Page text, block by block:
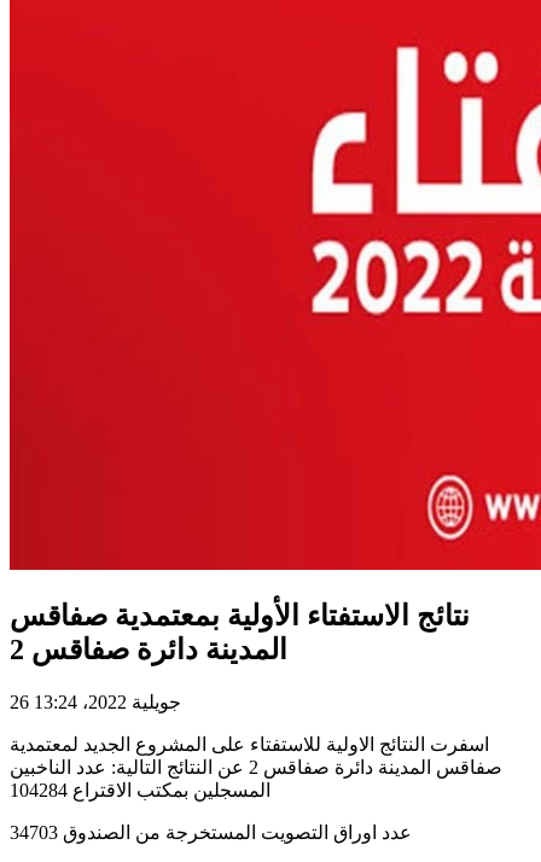
نتائج الاستفتاء الأولية بمعتمدية صفاقس
المدينة دائرة صفاقس 2
26 جويلية 2022، 13:24
اسفرت النتائج الاولية للاستفتاء على المشروع الجديد لمعتمدية
صفاقس المدينة دائرة صفاقس 2 عن النتائج التالية: عدد الناخبين
المسجلين بمكتب الاقتراع 104284
عدد اوراق التصويت المستخرجة من الصندوق 34703